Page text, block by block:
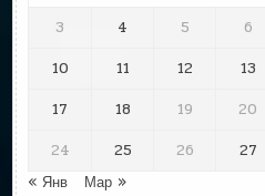
3
4 5 6
10
11 12 13
17
18 19 20
24
25 26 27
« Янв
Мар »